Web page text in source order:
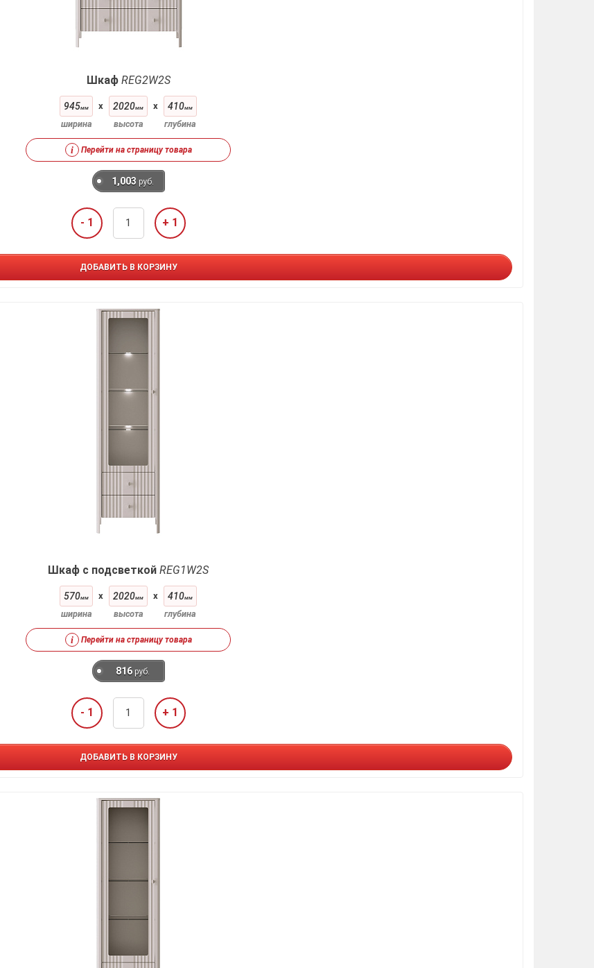
Шкаф REG2W2S
945мм
ширина
x 2020мм
высота
x 410мм
глубина
i Перейти на страницу товара
1,003 руб.
- 1 + 1
ДОБАВИТЬ В КОРЗИНУ
Шкаф с подсветкой REG1W2S
570мм
ширина
x 2020мм
высота
x 410мм
глубина
i Перейти на страницу товара
816 руб.
- 1 + 1
ДОБАВИТЬ В КОРЗИНУ